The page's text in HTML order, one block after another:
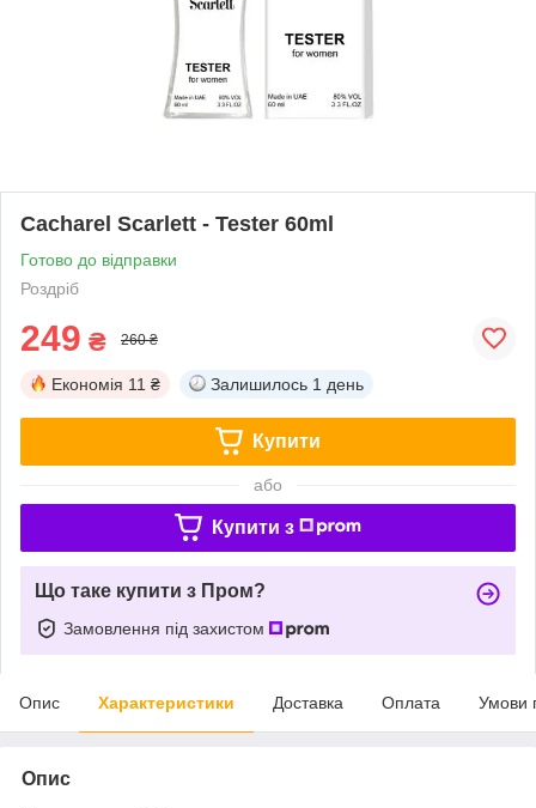
Cacharel Scarlett - Tester 60ml
Готово до відправки
Роздріб
249 ₴ 260 ₴
Економія 11 ₴ Залишилось 1 день
Купити
або
Купити з
Що таке купити з Пром?
Замовлення під захистом
Опис Характеристики Доставка Оплата Умови
Опис